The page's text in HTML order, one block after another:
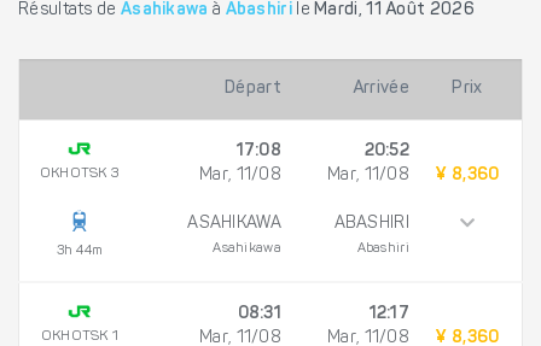
Résultats de Asahikawa à Abashirile Mardi, 11 Août 2026
Départ Arrivée Prix
OKHOTSK 3
3h 44m
17:08
Mar, 11/08
ASAHIKAWA
Asahikawa
20:52
Mar, 11/08
ABASHIRI
Abashiri
¥ 8,360
OKHOTSK 1
08:31
Mar, 11/08
12:17
Mar, 11/08
¥ 8,360